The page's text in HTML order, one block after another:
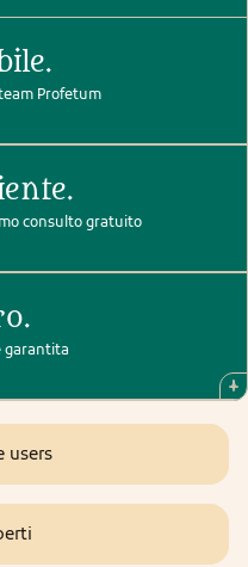
Profetum
consulto gratuito
garantita
users